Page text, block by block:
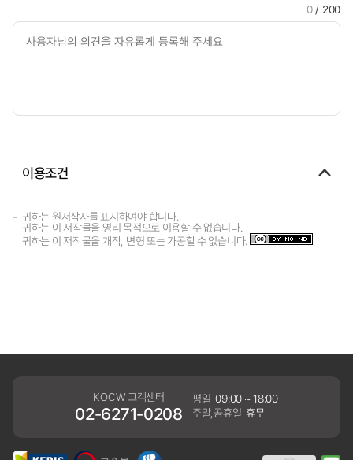
0/ 200
이용조건
귀하는 원저작자를 표시하여야 합니다.
귀하는 이 저작물을 영리 목적으로 이용할 수 없습니다.
귀하는 이 저작물을 개작, 변형 또는 가공할 수 없습니다.
KOCW 고객센터
02-6271-0208
평일 09:00 ~ 18:00
주말,공휴일 휴무